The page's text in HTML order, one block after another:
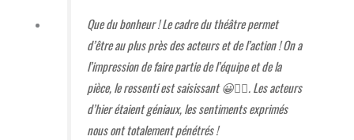
Que du bonheur ! Le cadre du théâtre permet
d’être au plus près des acteurs et de l’action ! On a
l’impression de faire partie de l’équipe et de la
pièce, le ressenti est saisissant😀👍🏼.Les acteurs
d’hier étaient géniaux, les sentiments exprimés
nous ont totalement pénétrés !